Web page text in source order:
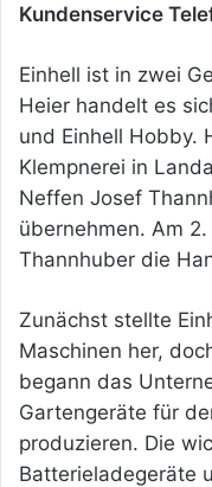
Kundenservice
Einhell ist in zwei
Heier handelt es
und Einhell Hobby.
Klempnerei in
Neffen Josef
übernehmen. Am
Thannhuber die
Zunächst stellte
Maschinen her,
begann das
Gartengeräte für
produzieren. Die
Batterieladegeräte